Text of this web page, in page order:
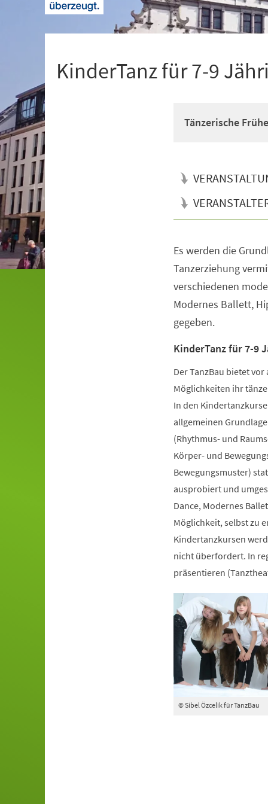
KinderTanz für 7-9
Tänzerische
Es werden die
Tanzerziehung
verschiedenen
Modernes Ballett,
gegeben.
KinderTanz für 7-9
Der TanzBau bietet
Möglichkeiten ihr
In den
allgemeinen
(Rhythmus- und
Körper- und
Bewegungsmuster)
ausprobiert und
Dance, Modernes
Möglichkeit, selbst zu
Kindertanzkursen
nicht überfordert. In
präsentieren
© Sibel Özcelik für TanzBau